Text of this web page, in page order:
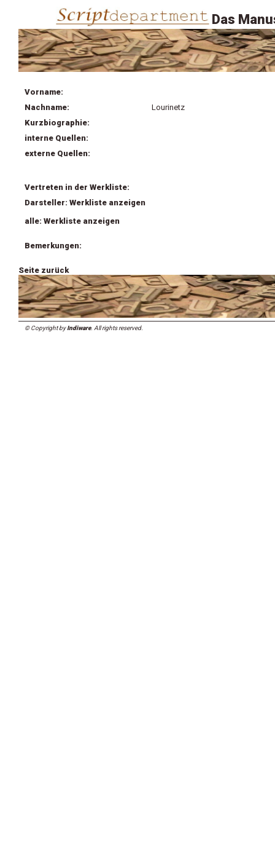
Das
Vorname:
Nachname:
Lourinetz
Kurzbiographie:
interne Quellen:
externe Quellen:
Vertreten in der Werkliste:
Darsteller: Werkliste anzeigen
alle: Werkliste anzeigen
Bemerkungen:
Seite zurück
© Copyright byIndiware. All rights reserved.